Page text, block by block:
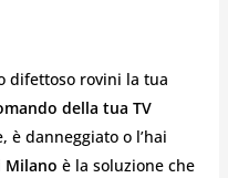
difettoso rovini la tua
della tua TV
è danneggiato o l’hai
Milano è la soluzione che